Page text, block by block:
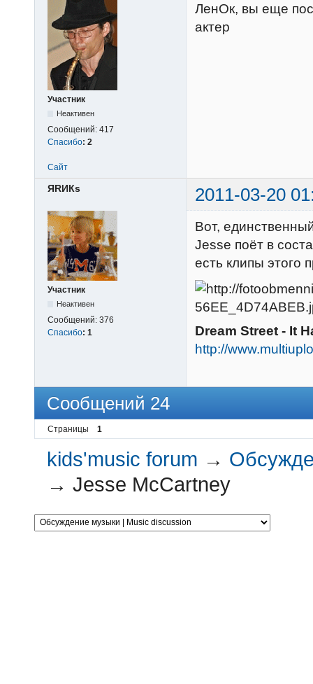
Участник
Неактивен
Сообщений: 417
Спасибо: 2
ЛенОк, вы еще
актер
Сайт
ЯRИКs 2011-03-20
Участник
Неактивен
Сообщений: 376
Спасибо: 1
Вот,
Jesse поёт в
есть клипы этого
Dream Street - It
http://
Сообщений 24
Страницы 1
kids'music forum →
→Jesse McCartney